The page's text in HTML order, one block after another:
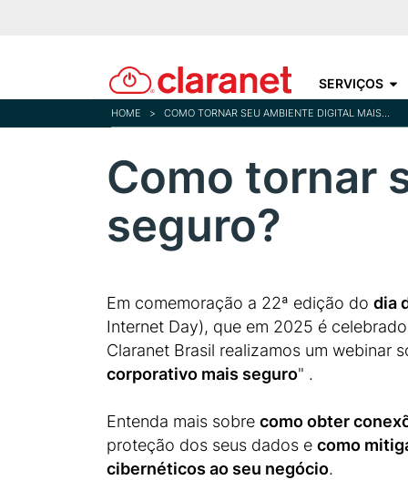
SERVIÇOS
HOME > COMO TORNAR SEU AMBIENTE DIGITAL MAIS SEGURO?
Como tornar
seguro?
Em comemoração a 22ª edição do dia
Internet Day), que em 2025 é
Claranet Brasil realizamos um webinar
corporativo mais seguro" .
Entenda mais sobre como obter
proteção dos seus dados e como
cibernéticos ao seu negócio.